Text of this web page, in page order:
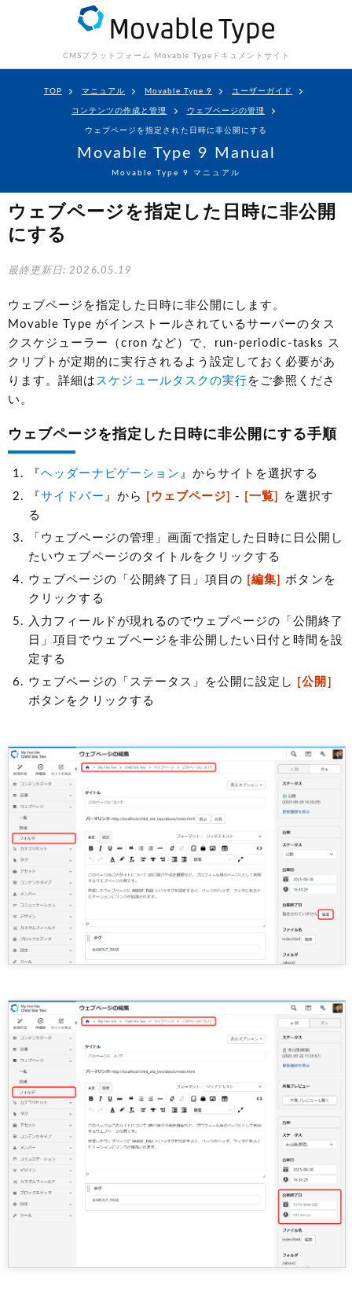
CMSプラットフォーム Movable Type ドキュメントサイト
TOP マニュアル Movable Type 9 ユーザーガイド
コンテンツの作成と管理 ウェブページの管理
ウェブページを指定された日時に非公開にする
Movable Type 9 Manual
Movable Type 9 マニュアル
ウェブページを指定した日時に非公開
にする
最終更新日: 2026.05.19
ウェブページを指定した日時に非公開にします。
Movable Type がインストールされているサーバーのタス
クスケジューラー（cron など）で、run-periodic-tasks ス
クリプトが定期的に実行されるよう設定しておく必要があ
ります。詳細は スケジュールタスクの実行 をご参照くださ
い。
ウェブページを指定した日時に非公開にする手順
『ヘッダーナビゲーション 』からサイトを選択する
『サイドバー 』から [ウェブページ] - [一覧]
を選択す
る
「ウェブページの管理」画面で指定した日時に日公開し
たいウェブページのタイトルをクリックする
ウェブページの「公開終了日」項目の [編集] ボタンを
クリックする
入力フィールドが現れるのでウェブページの「公開終了
日」項目でウェブページを非公開したい日付と時間を設
定する
ウェブページの「ステータス」を公開に設定し
[公開]
ボタンをクリックする